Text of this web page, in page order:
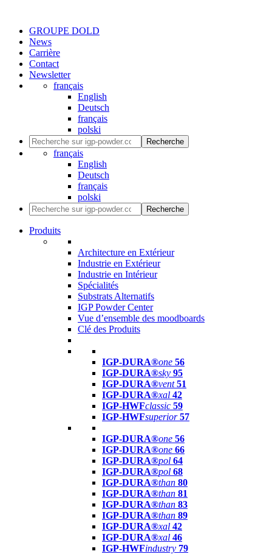
GROUPE DOLD
News
Carrière
Contact
Newsletter
français
English
Deutsch
français
polski
Recherche
français
English
Deutsch
français
polski
Recherche
Produits
Architecture en Extérieur
Industrie en Extérieur
Industrie en Intérieur
Spécialités
Substrats Alternatifs
IGP Powder Center
Vue d’ensemble des moodboards
Clé des Produits
IGP-DURA®one 56
IGP-DURA®sky 95
IGP-DURA®vent 51
IGP-DURA®xal 42
IGP-HWFclassic 59
IGP-HWFsuperior 57
IGP-DURA®one 56
IGP-DURA®one 66
IGP-DURA®pol 64
IGP-DURA®pol 68
IGP-DURA®than 80
IGP-DURA®than 81
IGP-DURA®than 83
IGP-DURA®than 89
IGP-DURA®xal 42
IGP-DURA®xal 46
IGP-HWFindustry 79